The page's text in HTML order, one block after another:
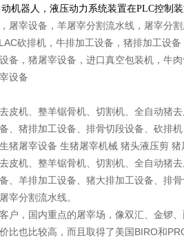
机器人，液压动力系统装置在PLC控制
屠宰设备， 羊屠宰分割流水线， 屠宰分
砍排机，牛排加工设备，猪排加工设
备，猪屠宰设备，进口真空包装机，牛
设备
皮机、整羊锯骨机、切割机、全自动猪
、猪排加工设备、排骨切段设备、砍排
生猪屠宰设备 生猪屠宰机械 猪头液压剪 猪
皮机、整羊锯骨机、切割机、全自动猪
、羊排加工设备、猪大排加工设备、排
宰分割流水线。
户，国内重点的屠宰场，像双汇、金锣
比也比较高，而且取得了美国 BIRO和